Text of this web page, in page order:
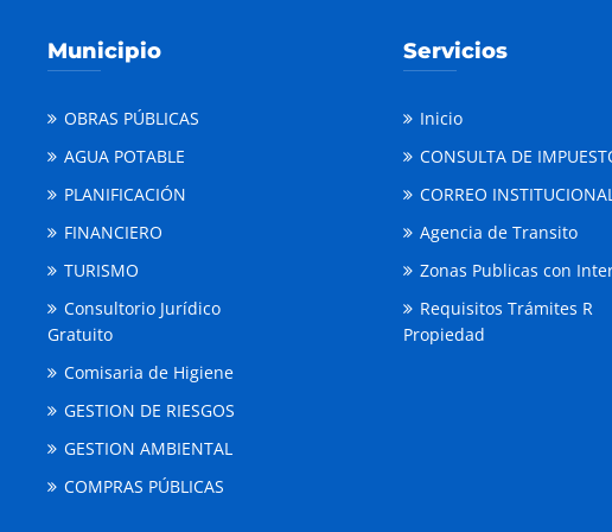
Municipio
OBRAS PÚBLICAS
AGUA POTABLE
PLANIFICACIÓN
FINANCIERO
TURISMO
Consultorio Jurídico
Gratuito
Comisaria de Higiene
GESTION DE RIESGOS
GESTION AMBIENTAL
COMPRAS PÚBLICAS
Servicios
Inicio
CONSULTA DE
CORREO
Agencia de Transito
Zonas Publicas con
Requisitos Trámites R
Propiedad